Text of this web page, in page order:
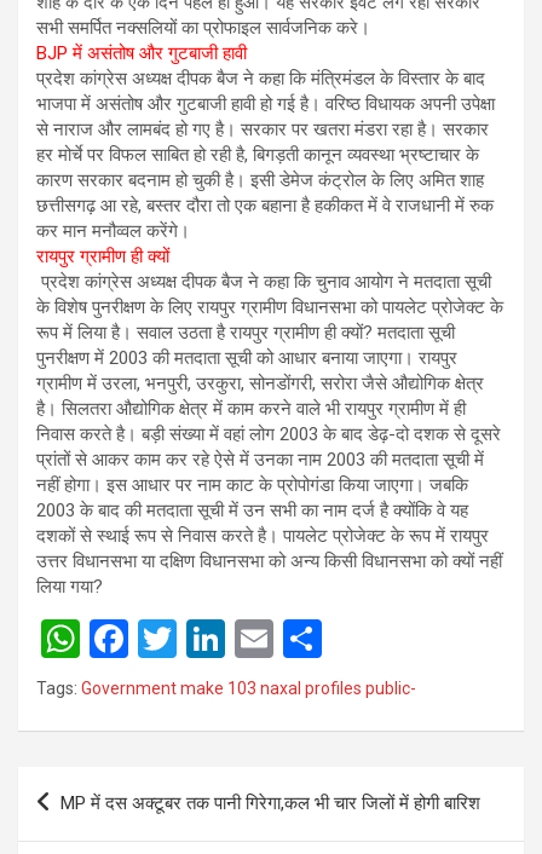
सभी समर्पित नक्सलियों का प्रोफाइल सार्वजनिक करे।
BJP में असंतोष और गुटबाजी हावी
प्रदेश कांग्रेस अध्यक्ष दीपक बैज ने कहा कि मंत्रिमंडल के विस्तार के बाद
भाजपा में असंतोष और गुटबाजी हावी हो गई है। वरिष्ठ विधायक अपनी उपेक्षा
से नाराज और लामबंद हो गए है। सरकार पर खतरा मंडरा रहा है। सरकार
हर मोर्चे पर विफल साबित हो रही है, बिगड़ती कानून व्यवस्था भ्रष्टाचार के
कारण सरकार बदनाम हो चुकी है। इसी डेमेज कंट्रोल के लिए अमित शाह
छत्तीसगढ़ आ रहे, बस्तर दौरा तो एक बहाना है हकीकत में वे राजधानी में रुक
कर मान मनौव्वल करेंगे।
रायपुर ग्रामीण ही क्यों
प्रदेश कांग्रेस अध्यक्ष दीपक बैज ने कहा कि चुनाव आयोग ने मतदाता सूची
के विशेष पुनरीक्षण के लिए रायपुर ग्रामीण विधानसभा को पायलेट प्रोजेक्ट के
रूप में लिया है। सवाल उठता है रायपुर ग्रामीण ही क्यों? मतदाता सूची
पुनरीक्षण में 2003 की मतदाता सूची को आधार बनाया जाएगा। रायपुर
ग्रामीण में उरला, भनपुरी, उरकुरा, सोनडोंगरी, सरोरा जैसे औद्योगिक क्षेत्र
है। सिलतरा औद्योगिक क्षेत्र में काम करने वाले भी रायपुर ग्रामीण में ही
निवास करते है। बड़ी संख्या में वहां लोग 2003 के बाद डेढ़-दो दशक से दूसरे
प्रांतों से आकर काम कर रहे ऐसे में उनका नाम 2003 की मतदाता सूची में
नहीं होगा। इस आधार पर नाम काट के प्रोपोगंडा किया जाएगा। जबकि
2003 के बाद की मतदाता सूची में उन सभी का नाम दर्ज है क्योंकि वे यह
दशकों से स्थाई रूप से निवास करते है। पायलेट प्रोजेक्ट के रूप में रायपुर
उत्तर विधानसभा या दक्षिण विधानसभा को अन्य किसी विधानसभा को क्यों नहीं
लिया गया?
W
h
A
p
F
a
o
o
T
wi
Li
n
n
E
m h
Tags: Government make 103 naxal profiles public-
Post
navigation
MP में दस अक्टूबर तक पानी गिरेगा,कल भी चार जिलों में होगी बारिश